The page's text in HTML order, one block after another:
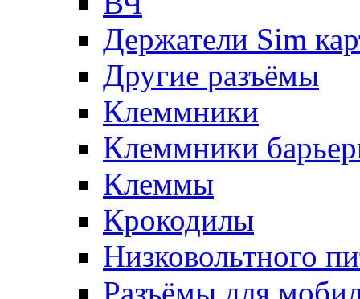
Держатели Sim
Другие разъёмы
Клеммники
Клеммники
Клеммы
Крокодилы
Низковольтного
Разъёмы для